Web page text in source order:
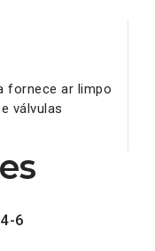
fornece ar limpo
válvulas
6